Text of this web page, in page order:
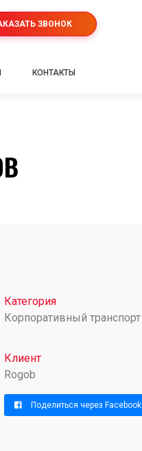
ЗВОНОК
КОНТАКТЫ
Категория
Корпоративный транспорт
Клиент
Rogob
Поделиться через Facebook